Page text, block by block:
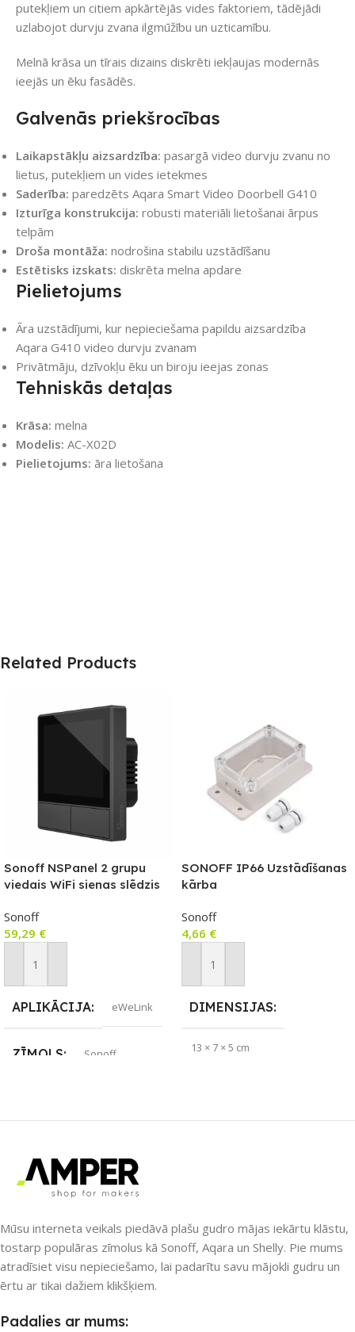
putekļiem un citiem apkārtējās vides faktoriem, tādējādi
uzlabojot durvju zvana ilgmūžību un uzticamību.
Melnā krāsa un tīrais dizains diskrēti iekļaujas modernās
ieejās un ēku fasādēs.
Galvenās priekšrocības
Laikapstākļu aizsardzība: pasargā video durvju zvanu no
lietus, putekļiem un vides ietekmes
Saderība: paredzēts Aqara Smart Video Doorbell G410
Izturīga konstrukcija: robusti materiāli lietošanai ārpus
telpām
Droša montāža: nodrošina stabilu uzstādīšanu
Estētisks izskats: diskrēta melna apdare
Pielietojums
Āra uzstādījumi, kur nepieciešama papildu aizsardzība
Aqara G410 video durvju zvanam
Privātmāju, dzīvokļu ēku un biroju ieejas zonas
Tehniskās detaļas
Krāsa: melna
Modelis: AC-X02D
Pielietojums: āra lietošana
Related Products
Sonoff NSPanel 2 grupu
viedais WiFi sienas slēdzis
viedās ainas slēdža funkciju
Sonoff
59,29 €
Pievienot Grozam
APLIKĀCIJA eWeLink
ZĪMOLS Sonoff
Nē
UZREIZ PIEEJAMAIS
SKAITS
SONOFF IP66 Uzstādīšanas
kārba
Sonoff
4,66 €
Pievienot Grozam
DIMENSIJAS
13 × 7 × 5 cm
UZREIZ PIEEJAMAIS
SKAITS
Mūsu interneta veikals piedāvā plašu gudro mājas iekārtu klāstu,
tostarp populāras zīmolus kā Sonoff, Aqara un Shelly. Pie mums
atradīsiet visu nepieciešamo, lai padarītu savu mājokli gudru un
ērtu ar tikai dažiem klikšķiem.
Padalies ar mums: